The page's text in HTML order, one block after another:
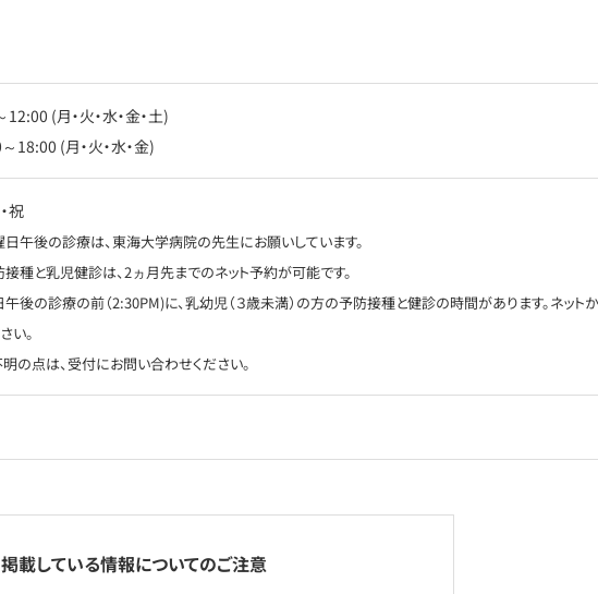
(月・火・水・金・土)
18:00 (月・火・水・金)
祝
午後の診療は、東海大学病院の先生にお願いしています。
種と乳児健診は、2ヵ月先までのネット予約が可能です。
後の診療の前（2:30PM)に、乳幼児（３歳未満）の方の予防接種と健診の時間があります。ネット
い。
の点は、受付にお問い合わせください。
掲載している情報についてのご注意